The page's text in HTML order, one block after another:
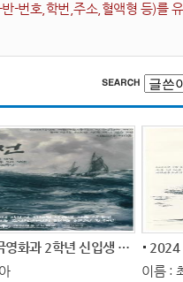
-번호,학번,주소,혈액형 등)를
2024 연극영화과 2학년 신입생 환영공연 <만...
이름 :